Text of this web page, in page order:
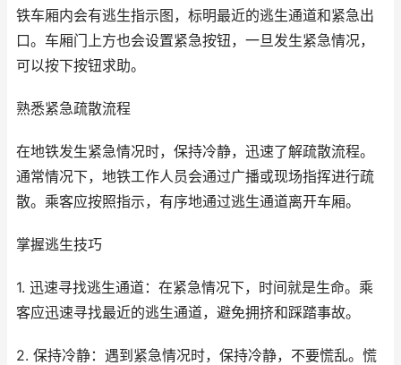
铁车厢内会有逃生指示图，标明最近的逃生通道和紧急出
口。车厢门上方也会设置紧急按钮，一旦发生紧急情况，
可以按下按钮求助。
熟悉紧急疏散流程
在地铁发生紧急情况时，保持冷静，迅速了解疏散流程。
通常情况下，地铁工作人员会通过广播或现场指挥进行疏
散。乘客应按照指示，有序地通过逃生通道离开车厢。
掌握逃生技巧
1. 迅速寻找逃生通道：在紧急情况下，时间就是生命。乘
客应迅速寻找最近的逃生通道，避免拥挤和踩踏事故。
2. 保持冷静：遇到紧急情况时，保持冷静，不要慌乱。慌